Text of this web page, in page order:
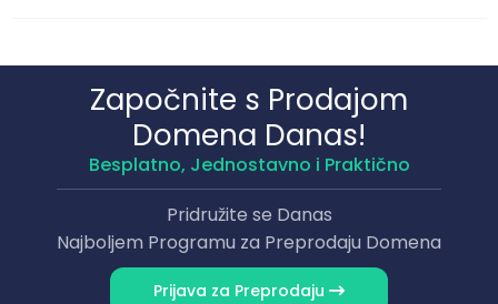
Započnite s Prodajom
Domena Danas!
Besplatno, Jednostavno i Praktično
Pridružite se Danas
Najboljem Programu za Preprodaju Domena
Prijava za Preprodaju